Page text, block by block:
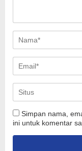
Simpan nama,
ini untuk komentar